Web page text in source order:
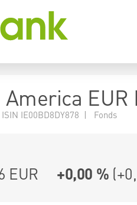
EUR
IE00BD8DY878 | Fonds
EUR +0,00 % (